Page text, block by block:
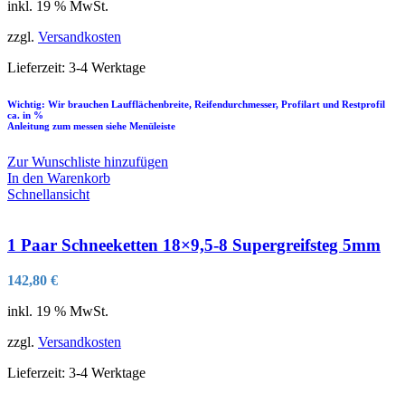
inkl. 19 % MwSt.
zzgl. Versandkosten
Lieferzeit: 3-4 Werktage
Wichtig: Wir brauchen Laufflächenbreite, Reifendurchmesser, Profilart und Restprofil
ca. in %
Anleitung zum messen siehe Menüleiste
Zur Wunschliste hinzufügen
In den Warenkorb
Schnellansicht
1 Paar Schneeketten 18×9,5-8 Supergreifsteg 5mm
142,80 €
inkl. 19 % MwSt.
zzgl. Versandkosten
Lieferzeit: 3-4 Werktage